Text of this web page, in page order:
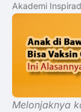
Akademi
Melonjaknya